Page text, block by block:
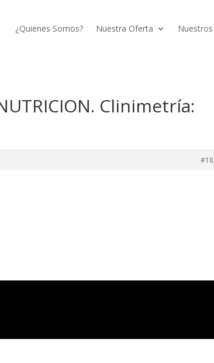
¿Quienes Somos? Nuestra Oferta
Clinimetría: